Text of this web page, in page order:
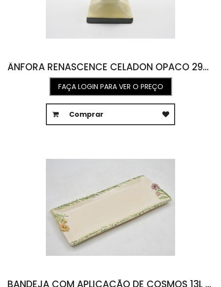
ÂNFORA RENASCENCE CELADON OPACO 29D X 19,5A
FAÇA LOGIN PARA VER O PREÇO
Comprar
BANDEJA COM APLICAÇÃO DE COSMOS 13L X 21,1C X 2,1A